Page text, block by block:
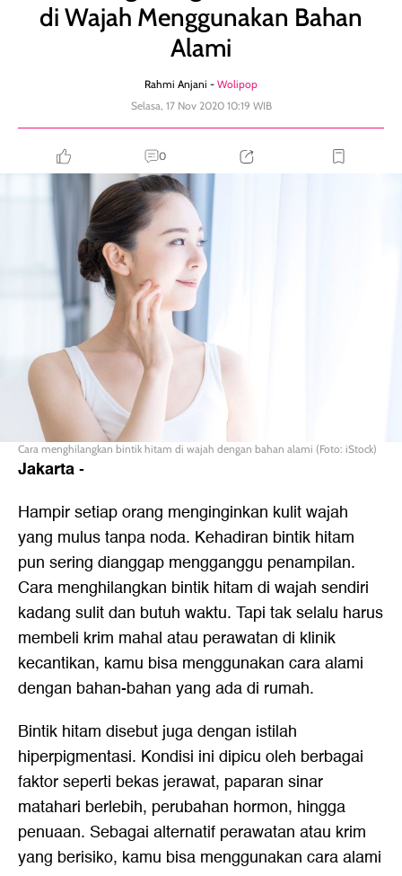
di Wajah Menggunakan Bahan
Alami
Rahmi Anjani - Wolipop
Selasa, 17 Nov 2020 10:19 WIB
0
Cara menghilangkan bintik hitam di wajah dengan bahan alami (Foto: iStock)
Jakarta-
Hampir setiap orang menginginkan kulit wajah
yang mulus tanpa noda. Kehadiran bintik hitam
pun sering dianggap mengganggu penampilan.
Cara menghilangkan bintik hitam di wajah sendiri
kadang sulit dan butuh waktu. Tapi tak selalu harus
membeli krim mahal atau perawatan di klinik
kecantikan, kamu bisa menggunakan cara alami
dengan bahan-bahan yang ada di rumah.
Bintik hitam disebut juga dengan istilah
hiperpigmentasi. Kondisi ini dipicu oleh berbagai
faktor seperti bekas jerawat, paparan sinar
matahari berlebih, perubahan hormon, hingga
penuaan. Sebagai alternatif perawatan atau krim
yang berisiko, kamu bisa menggunakan cara alami